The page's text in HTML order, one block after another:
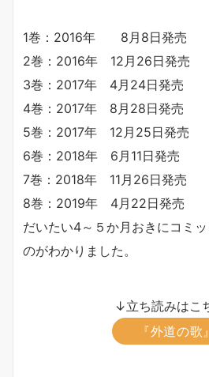
1巻：2016年 8月8日発売
2巻：2016年 12月26日発売
3巻：2017年 4月24日発売
4巻：2017年 8月28日発売
5巻：2017年 12月25日発売
6巻：2018年 6月11日発売
7巻：2018年 11月26日発売
8巻：2019年 4月22日発売
だいたい4～５か月おきにコミ
のがわかりました。
↓立ち読みはこ
『外道の歌』